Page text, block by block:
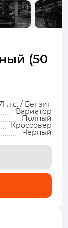
(50
л.с. / Бензин
Вариатор
Полный
Кроссовер
Черный